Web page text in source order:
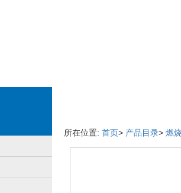
所在位置: 首页> 产品目录> 燃